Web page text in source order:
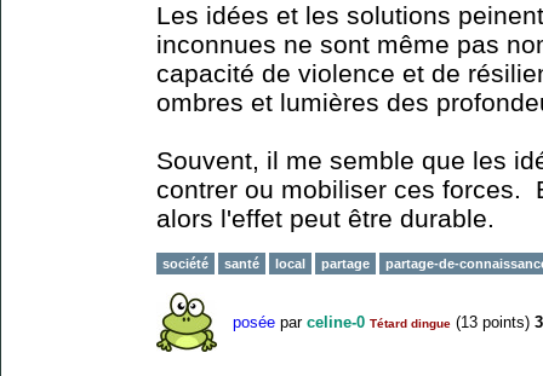
Les idées et les solutions
inconnues ne sont même pas
capacité de violence et de
ombres et lumières des
Souvent, il me semble que les
contrer ou mobiliser ces forces.
alors l'effet peut être durable.
société santé local partage partage-de-
posée par celine-0 Tétard dingue (13 points)